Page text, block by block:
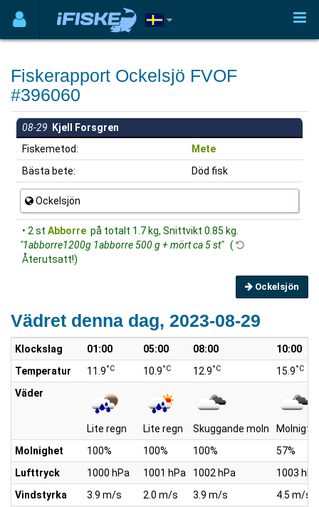
Fiskerapport Ockelsjö FVOF
#396060
08-29 Kjell Forsgren
Fiskemetod:
Mete
Bästa bete:
Död fisk
Ockelsjön
• 2 st Abborre på totalt 1.7 kg, Snittvikt 0.85 kg.
"1abborre1200g 1abborre 500 g + mört ca 5 st" (
Återutsatt!)
Ockelsjön
Vädret denna dag, 2023-08-29
Klockslag 01:00 05:00 08:00
10:00
Temperatur
11.9°C 10.9°C 12.9°C 15.9°C
Väder
Lite regn Lite regn Skuggande moln
Molnigt
Molnighet
100% 100% 100%
57%
Lufttryck
1000 hPa 1001 hPa 1002 hPa
1003 hPa
Vindstyrka
3.9 m/s 2.0 m/s 3.9 m/s
4.5 m/s